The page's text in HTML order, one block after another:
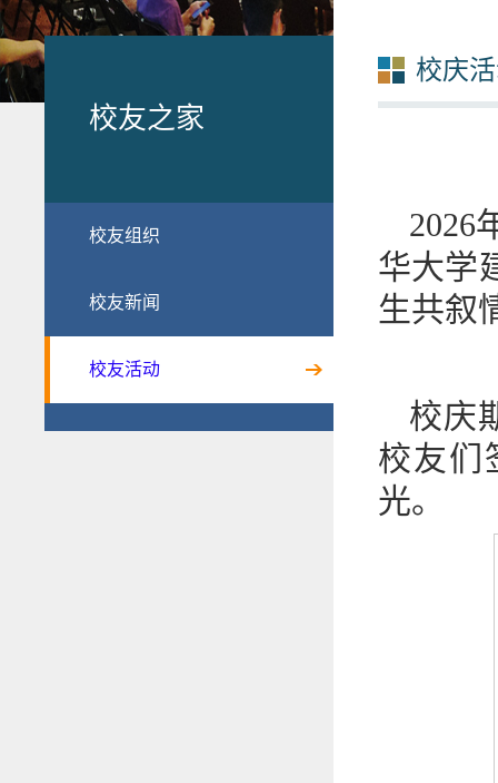
校友之家
校友组织
校友新闻
校友活动
校庆
2026
华大学
生共叙
校庆
校友们
光。